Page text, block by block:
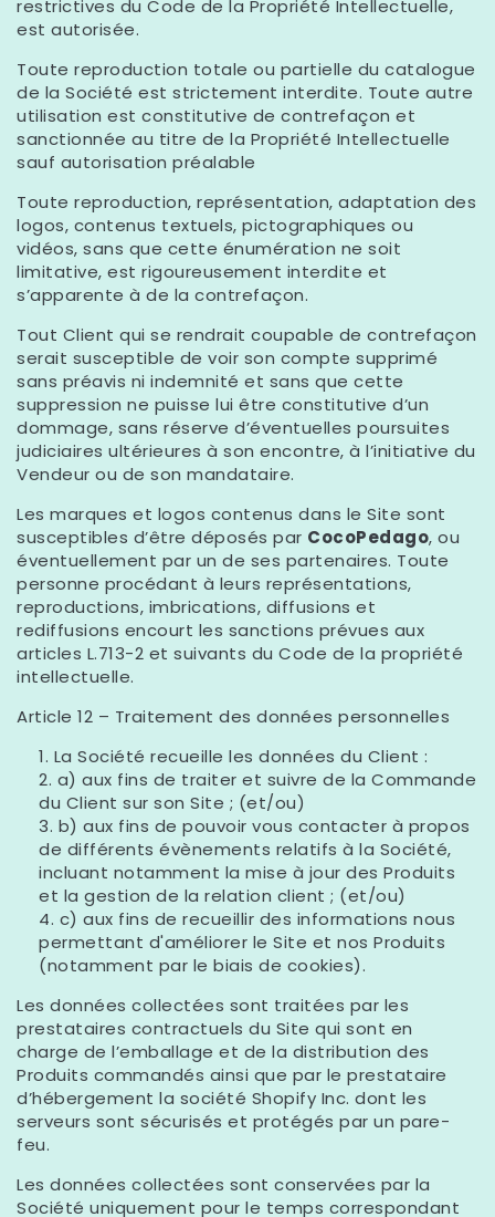
restrictives du Code de la Propriété Intellectuelle,
est autorisée.
Toute reproduction totale ou partielle du catalogue
de la Société est strictement interdite. Toute autre
utilisation est constitutive de contrefaçon et
sanctionnée au titre de la Propriété Intellectuelle
sauf autorisation préalable
Toute reproduction, représentation, adaptation des
logos, contenus textuels, pictographiques ou
vidéos, sans que cette énumération ne soit
limitative, est rigoureusement interdite et
s’apparente à de la contrefaçon.
Tout Client qui se rendrait coupable de contrefaçon
serait susceptible de voir son compte supprimé
sans préavis ni indemnité et sans que cette
suppression ne puisse lui être constitutive d’un
dommage, sans réserve d’éventuelles poursuites
judiciaires ultérieures à son encontre, à l’initiative du
Vendeur ou de son mandataire.
Les marques et logos contenus dans le Site sont
susceptibles d’être déposés par CocoPedago, ou
éventuellement par un de ses partenaires. Toute
personne procédant à leurs représentations,
reproductions, imbrications, diffusions et
rediffusions encourt les sanctions prévues aux
articles L.713-2 et suivants du Code de la propriété
intellectuelle.
Article 12 – Traitement des données personnelles
La Société recueille les données du Client :
a) aux fins de traiter et suivre de la Commande
du Client sur son Site ; (et/ou)
b) aux fins de pouvoir vous contacter à propos
de différents évènements relatifs à la Société,
incluant notamment la mise à jour des Produits
et la gestion de la relation client ; (et/ou)
c) aux fins de recueillir des informations nous
permettant d'améliorer le Site et nos Produits
(notamment par le biais de cookies).
Les données collectées sont traitées par les
prestataires contractuels du Site qui sont en
charge de l’emballage et de la distribution des
Produits commandés ainsi que par le prestataire
d’hébergement la société Shopify Inc. dont les
serveurs sont sécurisés et protégés par un pare-
feu.
Les données collectées sont conservées par la
Société uniquement pour le temps correspondant